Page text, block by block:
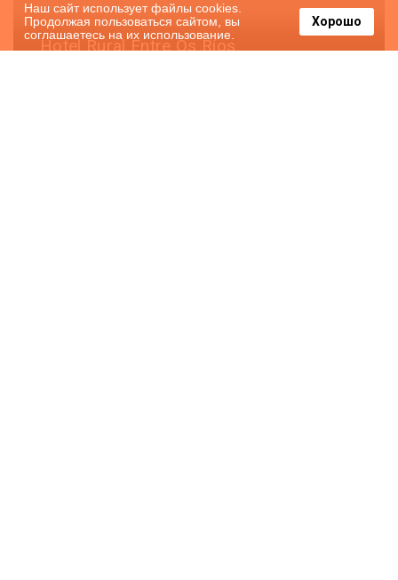
Hotel Rural Entre Os Ríos
Наш сайт использует файлы cookies.
Продолжая пользоваться сайтом, вы
соглашаетесь на их использование.
Хорошо